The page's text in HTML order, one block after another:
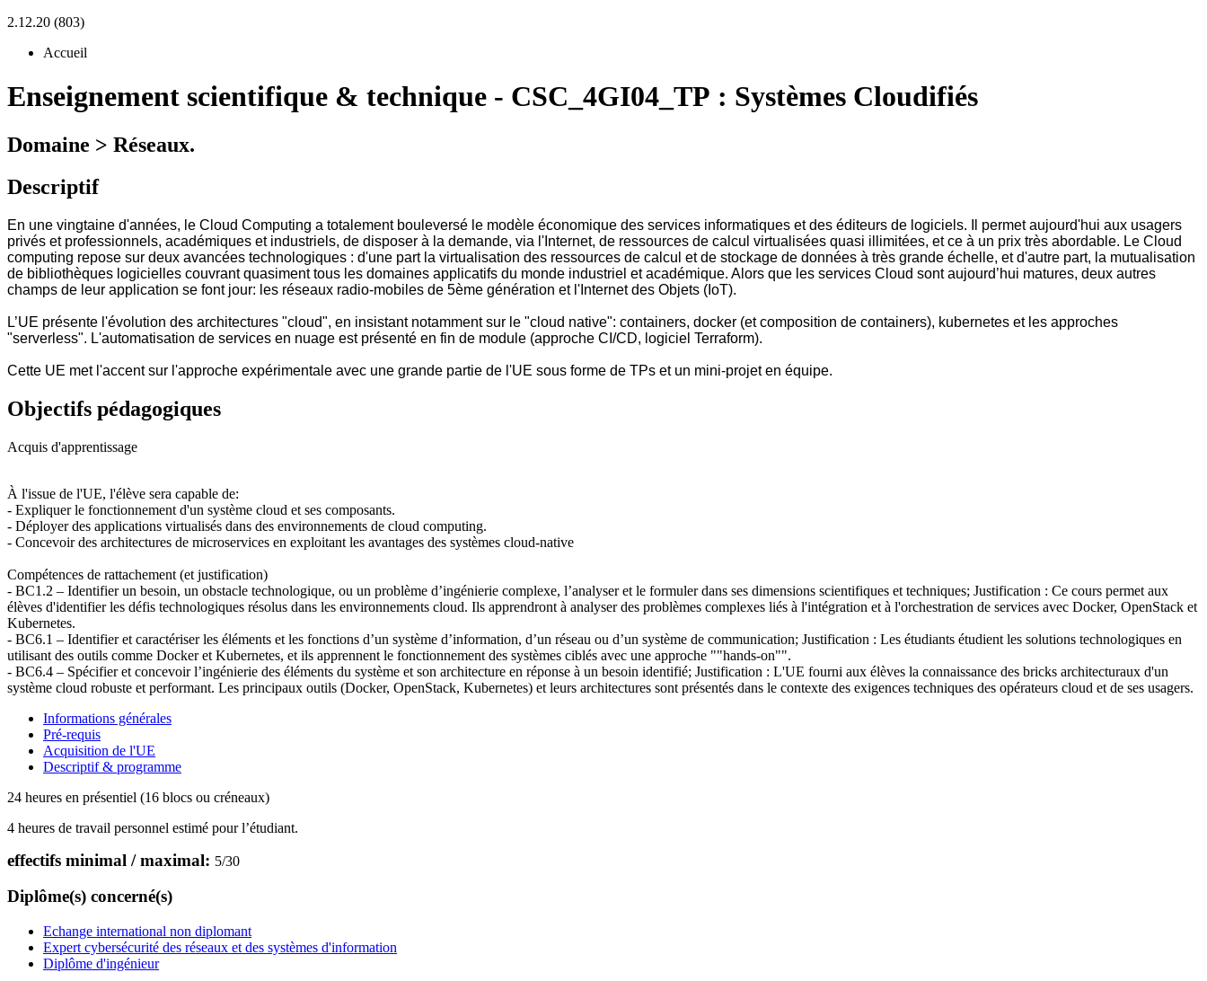
2.12.20 (803)
Accueil
Enseignement scientifique & technique - CSC_4GI04_TP : Systèmes Cloudifiés
Domaine > Réseaux.
Descriptif
En une vingtaine d'années, le Cloud Computing a totalement bouleversé le modèle économique des services informatiques et des éditeurs de logiciels. Il permet aujourd'hui aux usagers
privés et professionnels, académiques et industriels, de disposer à la demande, via l'Internet, de ressources de calcul virtualisées quasi illimitées, et ce à un prix très abordable. Le Cloud
computing repose sur deux avancées technologiques : d'une part la virtualisation des ressources de calcul et de stockage de données à très grande échelle, et d'autre part, la mutualisation
de bibliothèques logicielles couvrant quasiment tous les domaines applicatifs du monde industriel et académique. Alors que les services Cloud sont aujourd’hui matures, deux autres
champs de leur application se font jour: les réseaux radio-mobiles de 5ème génération et l'Internet des Objets (IoT).
L’UE présente l'évolution des architectures "cloud", en insistant notamment sur le "cloud native": containers, docker (et composition de containers), kubernetes et les approches
"serverless". L'automatisation de services en nuage est présenté en fin de module (approche CI/CD, logiciel Terraform).
Cette UE met l'accent sur l'approche expérimentale avec une grande partie de l'UE sous forme de TPs et un mini-projet en équipe.
Objectifs pédagogiques
Acquis d'apprentissage
À l'issue de l'UE, l'élève sera capable de:
- Expliquer le fonctionnement d'un système cloud et ses composants.
- Déployer des applications virtualisés dans des environnements de cloud computing.
- Concevoir des architectures de microservices en exploitant les avantages des systèmes cloud-native
Compétences de rattachement (et justification)
- BC1.2 – Identifier un besoin, un obstacle technologique, ou un problème d’ingénierie complexe, l’analyser et le formuler dans ses dimensions scientifiques et techniques; Justification : Ce cours permet aux
élèves d'identifier les défis technologiques résolus dans les environnements cloud. Ils apprendront à analyser des problèmes complexes liés à l'intégration et à l'orchestration de services avec Docker, OpenStack et
Kubernetes.
- BC6.1 – Identifier et caractériser les éléments et les fonctions d’un système d’information, d’un réseau ou d’un système de communication; Justification : Les étudiants étudient les solutions technologiques en
utilisant des outils comme Docker et Kubernetes, et ils apprennent le fonctionnement des systèmes ciblés avec une approche ""hands-on"".
- BC6.4 – Spécifier et concevoir l’ingénierie des éléments du système et son architecture en réponse à un besoin identifié; Justification : L'UE fourni aux élèves la connaissance des bricks architecturaux d'un
système cloud robuste et performant. Les principaux outils (Docker, OpenStack, Kubernetes) et leurs architectures sont présentés dans le contexte des exigences techniques des opérateurs cloud et de ses usagers.
Informations générales
Pré-requis
Acquisition de l'UE
Descriptif & programme
24 heures en présentiel (16 blocs ou créneaux)
4 heures de travail personnel estimé pour l’étudiant.
effectifs minimal / maximal: 5/30
Diplôme(s) concerné(s)
Echange international non diplomant
Expert cybersécurité des réseaux et des systèmes d'information
Diplôme d'ingénieur